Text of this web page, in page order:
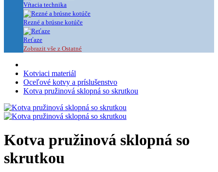
Vŕtacia technika
Rezné a brúsne kotúče
Reťaze
Zobrazit vše z Ostatné
Kotviaci materiál
Oceľové kotvy a príslušenstvo
Kotva pružinová sklopná so skrutkou
Kotva pružinová sklopná so
skrutkou